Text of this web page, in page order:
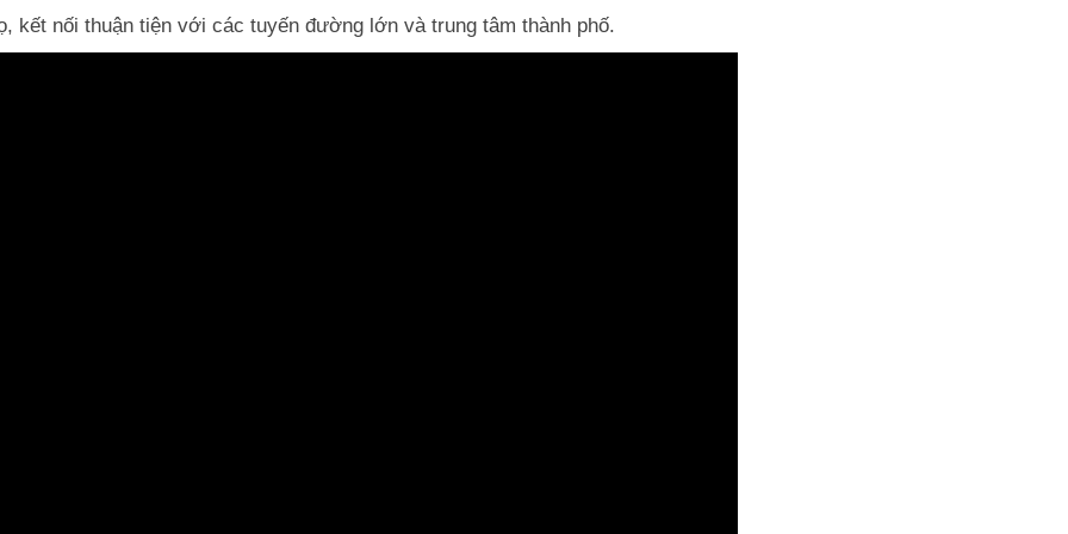
kết nối thuận tiện với các tuyến đường lớn và trung tâm thành phố.